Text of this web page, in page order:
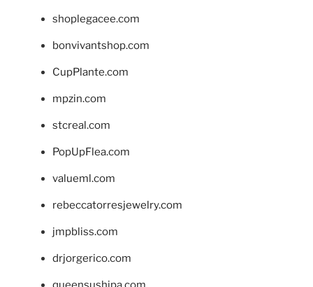
shoplegacee.com
bonvivantshop.com
CupPlante.com
mpzin.com
stcreal.com
PopUpFlea.com
valueml.com
rebeccatorresjewelry.com
jmpbliss.com
drjorgerico.com